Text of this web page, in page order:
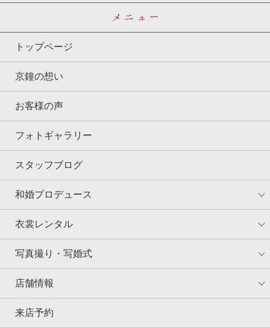
トップページ
京鐘の想い
お客様の声
フォトギャラリー
スタッフブログ
和婚プロデュース
衣裳レンタル
写真撮り・写婚式
店舗情報
来店予約